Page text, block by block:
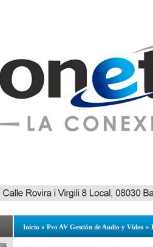
Inicio » Pro AV Gestión de Audio y Vídeo »